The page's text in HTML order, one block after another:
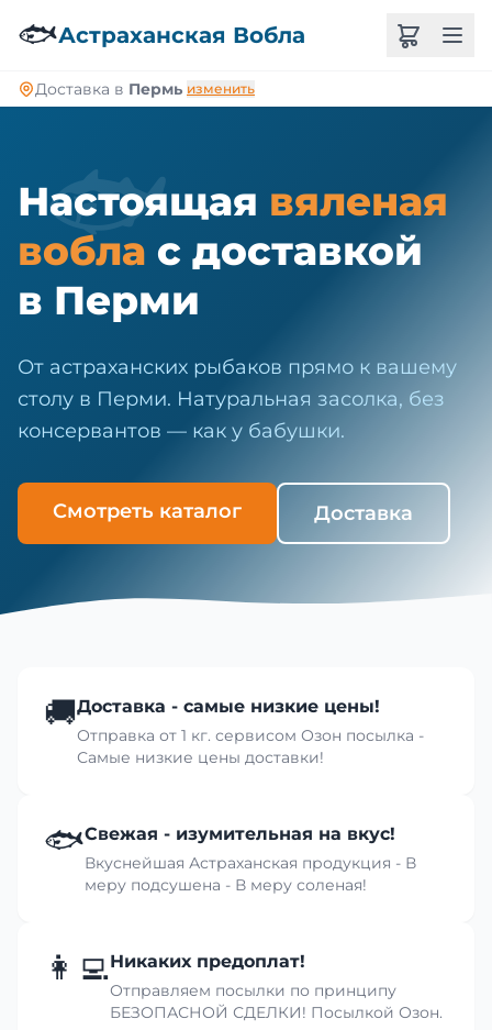
🐟Астраханская Вобла
Доставка в Пермь изменить
🐟
Настоящая вяленая
вобла с доставкой
в Перми
От астраханских рыбаков прямо к вашему
столу в Перми. Натуральная засолка, без
консервантов — как у бабушки.
Смотреть каталог Доставка
🚚Доставка - самые низкие цены!
Отправка от 1 кг. сервисом Озон посылка -
Самые низкие цены доставки!
🐟Свежая - изумительная на вкус!
Вкуснейшая Астраханская продукция - В
меру подсушена - В меру соленая!
👩‍💻Никаких предоплат!
Отправляем посылки по принципу
БЕЗОПАСНОЙ СДЕЛКИ! Посылкой Озон.